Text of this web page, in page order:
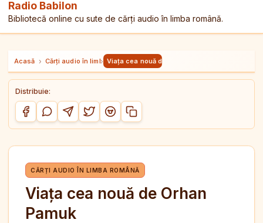
Radio Babilon
Bibliotecă online cu sute de cărți audio în limba română.
Acasă › Cărți audio în limba română
› Viața cea nouă de Orhan Pamuk
Distribuie:
Distribuie pe Facebook
Distribuie pe WhatsApp
Distribuie pe Telegram
Distribuie pe Twitter/X
Distribuie pe Reddit
Copiază link-ul
CĂRȚI AUDIO ÎN LIMBA ROMÂNĂ
Viața cea nouă de Orhan
Pamuk